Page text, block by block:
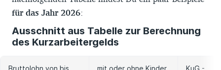
für das Jahr 2026:
Ausschnitt aus Tabelle zur Berechnung
des Kurzarbeitergelds
Bruttolohn von bis mit oder ohne Kinder KuG -